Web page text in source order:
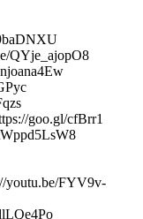
QYje_ajopO8
goo.gl/cfBrr1
youtu.be/FYV9v-